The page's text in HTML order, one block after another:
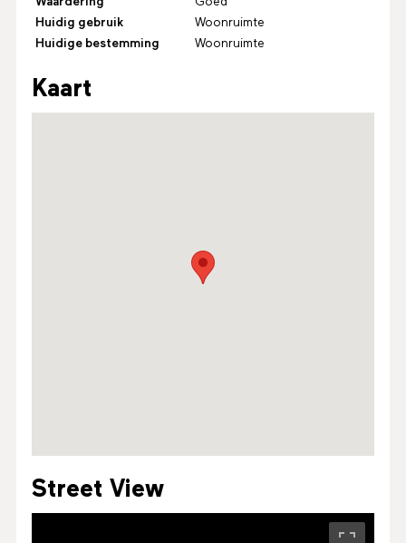
Huidig gebruik
Woonruimte
Huidige bestemming
Woonruimte
Kaart
Street View